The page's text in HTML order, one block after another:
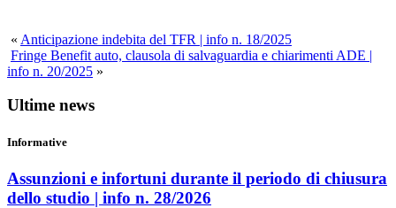
« Anticipazione indebita del TFR | info n. 18/2025
Fringe Benefit auto, clausola di salvaguardia e chiarimenti ADE |
info n. 20/2025 »
Ultime news
Informative
Assunzioni e infortuni durante il periodo di chiusura
dello studio | info n. 28/2026